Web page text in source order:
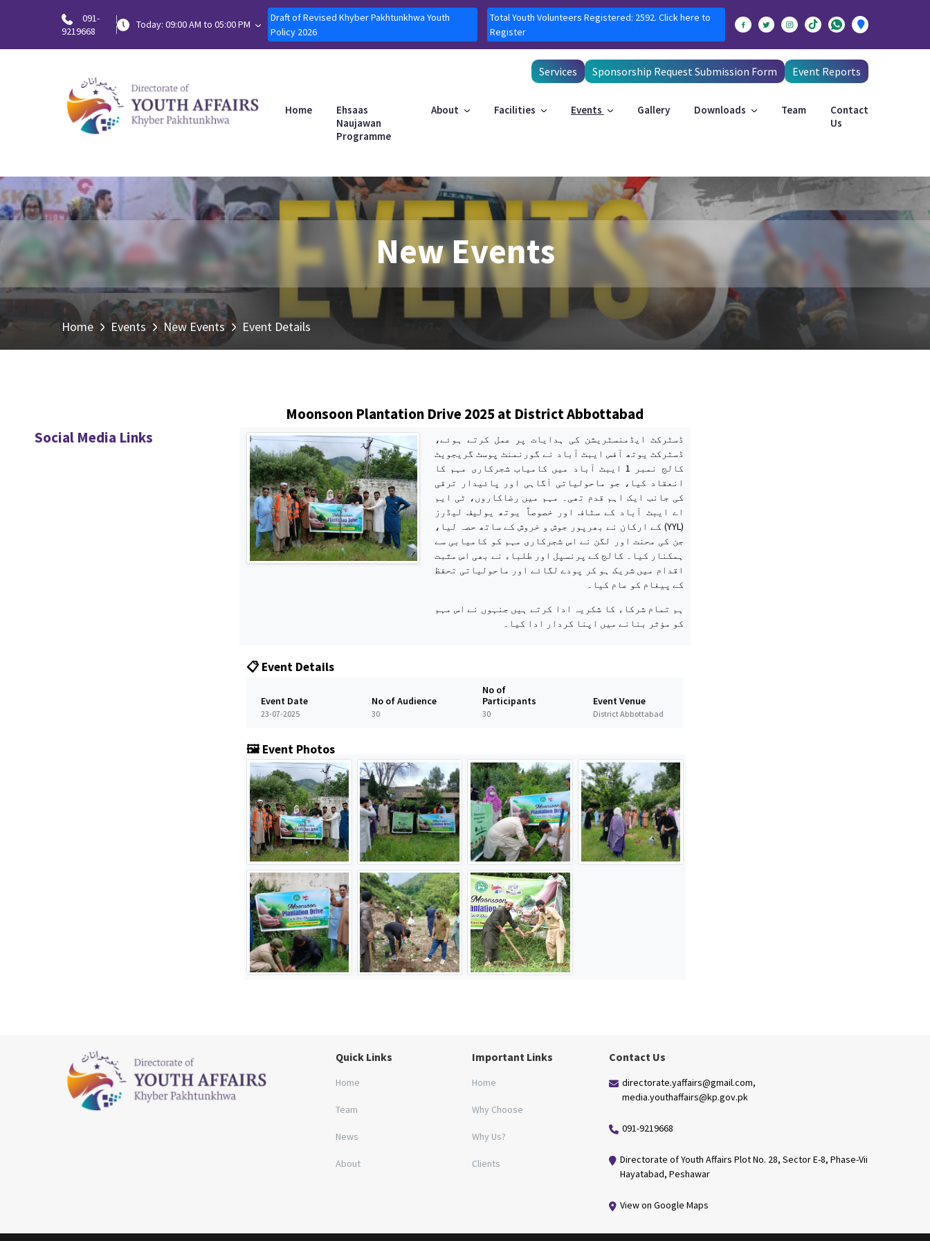
091-
9219668
Today: 09:00 AM to 05:00 PM
Draft of Revised Khyber Pakhtunkhwa Youth
Policy 2026
Total Youth Volunteers Registered: 2592. Click here to
Register
Services Sponsorship Request Submission Form Event Reports
Home
Ehsaas
Naujawan
Programme
About Facilities Events Gallery Downloads Team
Contact
Us
New Events
Home Events New Events Event Details
Social Media Links
Moonsoon Plantation Drive 2025 at District Abbottabad
ڈسٹرکٹ ایڈمنسٹریشن کی ہدایات پر عمل کرتے ہوئے،
ڈسٹرکٹ یوتھ آفس ایبٹ آباد نے گورنمنٹ پوسٹ گریجویٹ
کالج نمبر 1 ایبٹ آباد میں کامیاب شجرکاری مہم کا
انعقاد کیا، جو ماحولیاتی آگاہی اور پائیدار ترقی
کی جانب ایک اہم قدم تھی۔ مہم میں رضاکاروں، ٹی ایم
اے ایبٹ آباد کے سٹاف اور خصوصاً یوتھ یولیف لیڈرز
(YYL) کے ارکان نے بھرپور جوش و خروش کے ساتھ حصہ لیا،
جن کی محنت اور لگن نے اس شجرکاری مہم کو کامیابی سے
ہمکنار کیا۔ کالج کے پرنسپل اور طلباء نے بھی اس مثبت
اقدام میں شریک ہو کر پودے لگائے اور ماحولیاتی تحفظ
کے پیغام کو عام کیا۔
ہم تمام شرکاء کا شکریہ ادا کرتے ہیں جنہوں نے اس مہم
کو مؤثر بنانے میں اپنا کردار ادا کیا۔
📋 Event Details
Event Date
23-07-2025
No of Audience
30
No of
Participants
30
Event Venue
District Abbottabad
🖼️ Event Photos
Quick Links
Home
Team
News
About
Important Links
Home
Why Choose
Why Us?
Clients
Contact Us
directorate.yaffairs@gmail.com,
media.youthaffairs@kp.gov.pk
091-9219668
Directorate of Youth Affairs Plot No. 28, Sector E-8, Phase-Vii
Hayatabad, Peshawar
View on Google Maps